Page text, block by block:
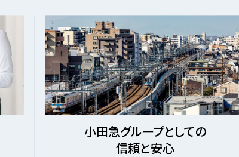
小田急グループとしての
信頼と安心